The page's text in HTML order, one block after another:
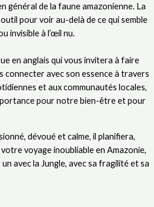
général de la faune amazonienne. La
pour voir au-delà de ce qui semble
invisible à l’œil nu.
en anglais qui vous invitera à faire
connecter avec son essence à travers
et aux communautés locales,
pour notre bien-être et pour
dévoué et calme, il planifiera,
voyage inoubliable en Amazonie,
avec la Jungle, avec sa fragilité et sa